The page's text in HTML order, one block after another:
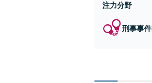
注力分野
刑事事件